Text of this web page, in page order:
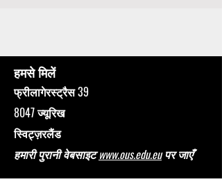
हमसे मिलें
फ्रीलागेरस्ट्रैस 39
8047 ज्यूरिख
स्विट्ज़रलैंड
हमारी पुरानी वेबसाइटwww.ous.edu.euपर जाएँ